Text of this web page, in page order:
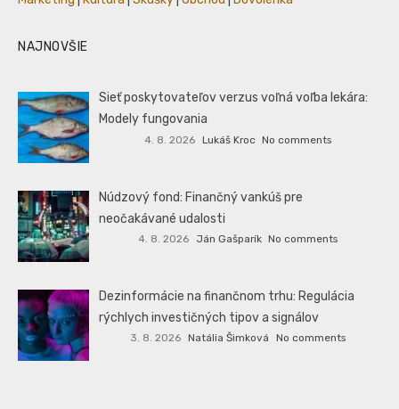
NAJNOVŠIE
Sieť poskytovateľov verzus voľná voľba lekára:
Modely fungovania
4. 8. 2026 Lukáš Kroc No comments
Núdzový fond: Finančný vankúš pre
neočakávané udalosti
4. 8. 2026 Ján Gašparík No comments
Dezinformácie na finančnom trhu: Regulácia
rýchlych investičných tipov a signálov
3. 8. 2026 Natália Šimková No comments